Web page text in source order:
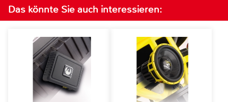
Das könnte Sie auch interessieren: